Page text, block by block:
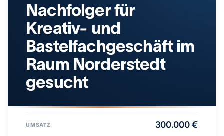
Nachfolger für
Kreativ- und
Bastelfachgeschäft im
Raum Norderstedt
gesucht
UMSATZ 300.000 €